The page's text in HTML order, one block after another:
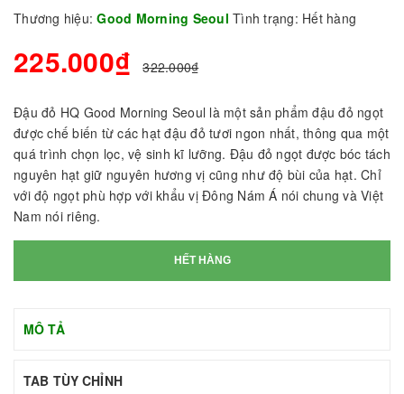
Thương hiệu: Good Morning Seoul Tình trạng: Hết hàng
225.000₫ 322.000₫
Đậu đỏ HQ Good Morning Seoul là một sản phẩm đậu đỏ ngọt
được chế biến từ các hạt đậu đỏ tươi ngon nhất, thông qua một
quá trình chọn lọc, vệ sinh kĩ lưỡng. Đậu đỏ ngọt được bóc tách
nguyên hạt giữ nguyên hương vị cũng như độ bùi của hạt. Chỉ
với độ ngọt phù hợp với khẩu vị Đông Nám Á nói chung và Việt
Nam nói riêng.
HẾT HÀNG
MÔ TẢ
TAB TÙY CHỈNH